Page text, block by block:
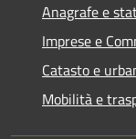
Anagrafe e
Imprese e
Catasto e
Mobilità e